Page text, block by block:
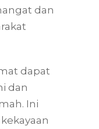
dan
dapat
dan
Ini